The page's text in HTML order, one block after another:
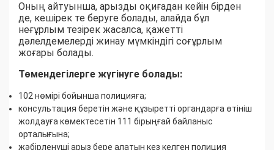
Оның айтуынша, арызды оқиғадан кейін бірден
де, кешірек те беруге болады, алайда бұл
неғұрлым тезірек жасалса, қажетті
дәлелдемелерді жинау мүмкіндігі соғұрлым
жоғары болады.
Төмендегілерге жүгінуге болады:
102 нөмірі бойынша полицияға;
консультация беретін және құзыретті органдарға өтініш
жолдауға көмектесетін 111 бірыңғай байланыс
орталығына;
жәбірленуші арыз бере алатын кез келген полиция